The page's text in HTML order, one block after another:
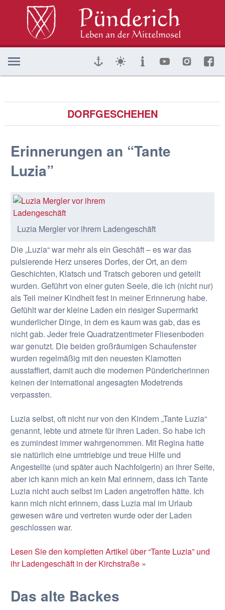
DORFGESCHEHEN
Erinnerungen an “Tante
Luzia”
Luzia Mergler vor ihrem Ladengeschäft
Die „Luzia“ war mehr als ein Geschäft – es war das
pulsierende Herz unseres Dorfes, der Ort, an dem
Geschichten, Klatsch und Tratsch geboren und geteilt
wurden. Geführt von einer guten Seele, die ich (nicht nur)
als Teil meiner Kindheit fest in meiner Erinnerung habe.
Gefühlt war der kleine Laden ein riesiger Supermarkt
wunderlicher Dinge, in dem es kaum was gab, das es
nicht gab. Jeder freie Quadratzentimeter Fliesenboden
war genutzt. Die beiden großräumigen Schaufenster
wurden regelmäßig mit den neuesten Klamotten
ausstaffiert, damit auch die modernen Pündericherinnen
keinen der international angesagten Modetrends
verpassten.
Luzia selbst, oft nicht nur von den Kindern „Tante Luzia“
genannt, lebte und atmete für ihren Laden. So habe ich
es zumindest immer wahrgenommen. Mit Regina hatte
sie natürlich eine umtriebige und treue Hilfe und
Angestellte (und später auch Nachfolgerin) an ihrer Seite,
aber ich kann mich an kein Mal erinnern, dass ich Tante
Luzia nicht auch selbst im Laden angetroffen hätte. Ich
kann mich nicht erinnern, dass Luzia mal im Urlaub
gewesen wäre und vertreten wurde oder der Laden
geschlossen war.
Lesen Sie den kompletten Artikel über “Tante Luzia” und
ihr Ladengeschäft in der Kirchstraße »
Das alte Backes